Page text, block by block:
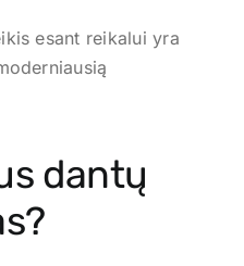
esant reikalui yra
dantų